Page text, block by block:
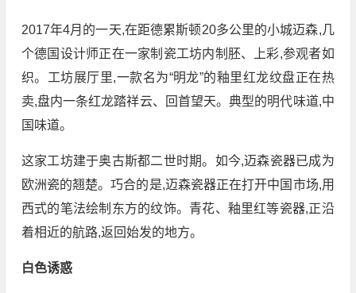
2017年4月的一天,在距德累斯顿20多公里的小城迈森,几
个德国设计师正在一家制瓷工坊内制胚、上彩,参观者如
织。工坊展厅里,一款名为“明龙”的釉里红龙纹盘正在热
卖,盘内一条红龙踏祥云、回首望天。典型的明代味道,中
国味道。
这家工坊建于奥古斯都二世时期。如今,迈森瓷器已成为
欧洲瓷的翘楚。巧合的是,迈森瓷器正在打开中国市场,用
西式的笔法绘制东方的纹饰。青花、釉里红等瓷器,正沿
着相近的航路,返回始发的地方。
白色诱惑